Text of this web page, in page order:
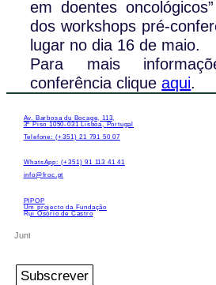
em doentes
dos workshops pré-
lugar no dia 16 de maio.
Para mais
conferência cliqueaqui.
Av. Barbosa du Bocage, 113,
3º Piso 1050-031 Lisboa, Portugal
Telefone: (+351) 21 791 50 07
WhatsApp: (+351) 91 113 41 41
info@froc.pt
PIPOP
Um projecto da Fundação
Rui Osório de Castro
Subscrever